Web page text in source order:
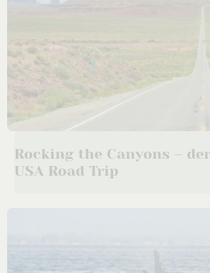
Rocking the Canyons –
USA Road Trip